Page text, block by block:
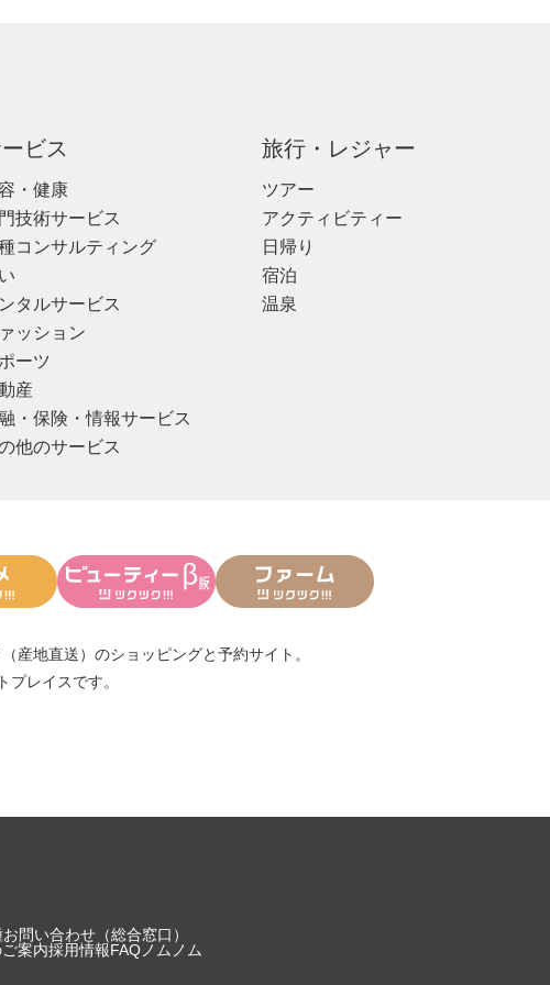
ビス
・健康
技術サービス
コンサルティング
タルサービス
ッション
ーツ
産
・保険・情報サービス
他のサービス
旅行・レジャー
ツアー
アクティビティー
日帰り
宿泊
温泉
産地直送） のショッピングと予約サイト。
プレイスです。
問い合わせ（総合窓口）
案内採用情報FAQ ノムノム